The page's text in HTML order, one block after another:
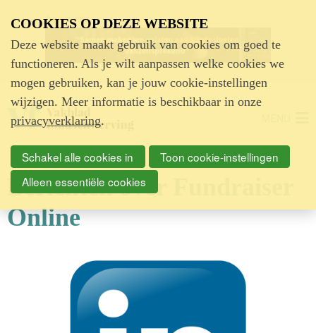
Advertentie
Berichten over Fundraiser
Online
COOKIES OP DEZE WEBSITE
Deze website maakt gebruik van cookies om goed te
functioneren. Als je wilt aanpassen welke cookies we
mogen gebruiken, kan je jouw cookie-instellingen
wijzigen. Meer informatie is beschikbaar in onze
privacyverklaring.
Schakel alle cookies in
Toon cookie-instellingen
Alleen essentiële cookies